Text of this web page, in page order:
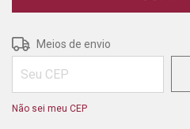
Entregas para o CEP:
Meios de envio
Não sei meu CEP